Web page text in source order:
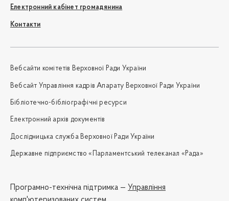
Електронний кабінет громадянина
Контакти
Вебсайти комітетів Верховної Ради України
Вебсайт Управління кадрів Апарату Верховної Ради України
Бібліотечно-бібліографічні ресурси
Електронний архів документів
Дослідницька служба Верховної Ради України
Державне підприємство «Парламентський телеканал «Рада»
Програмно-технічна підтримка — Управління